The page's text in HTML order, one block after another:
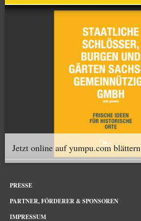
Jetzt online auf yumpu.com blättern
PRESSE
PARTNER, FÖRDERER & SPONSOREN
IMPRESSUM